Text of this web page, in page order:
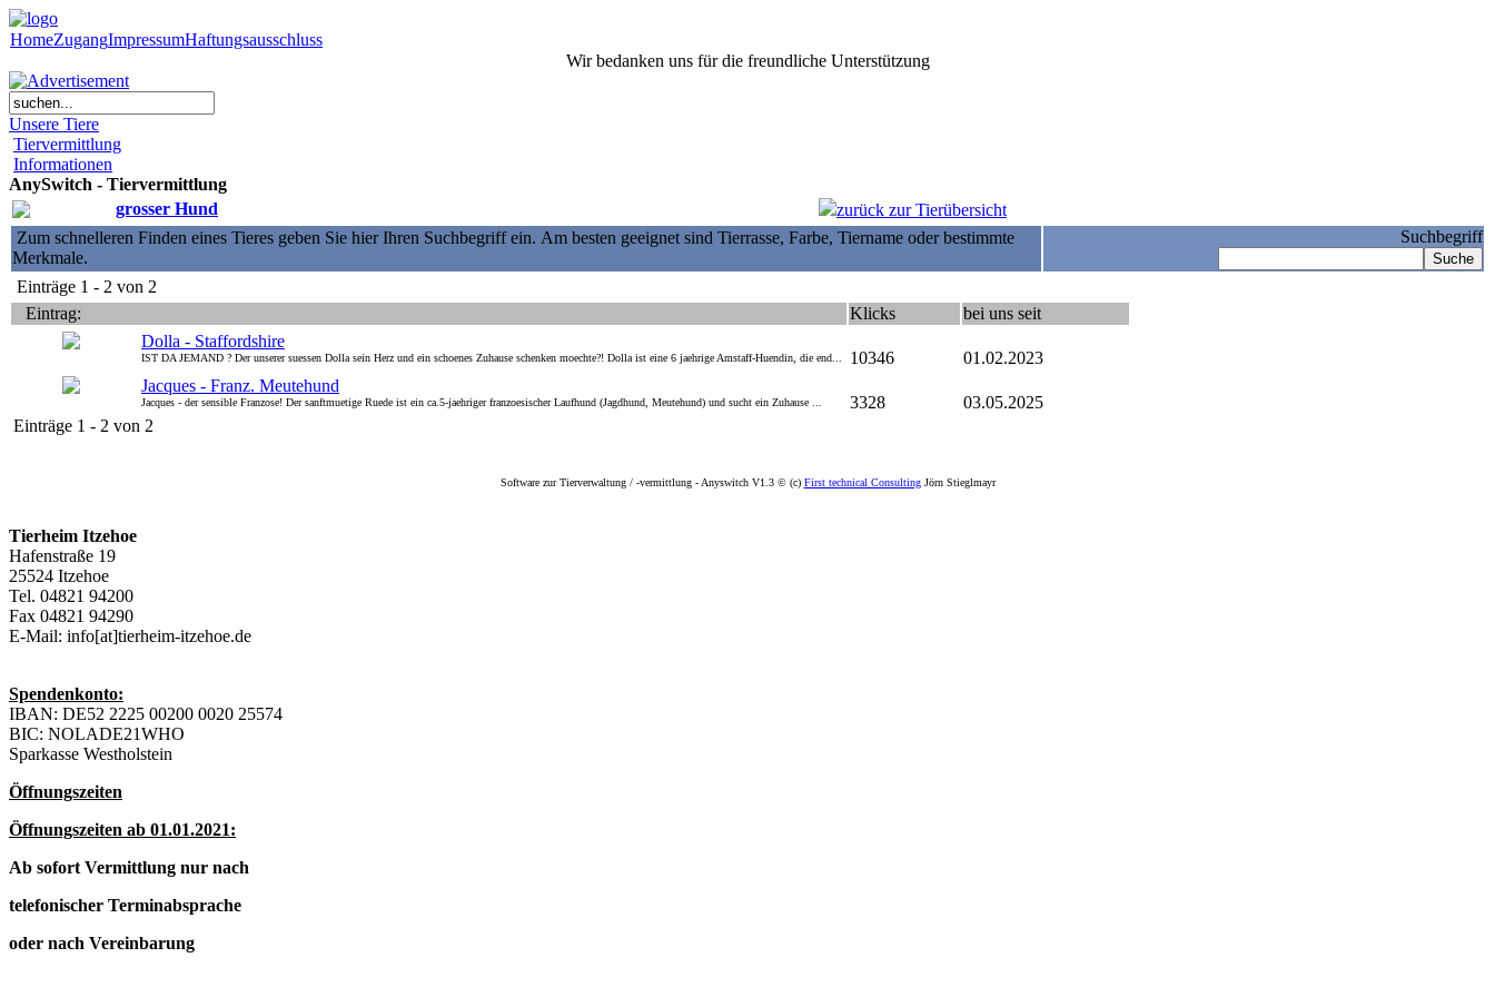
HomeZugangImpressumHaftungsausschluss
Wir bedanken uns für die freundliche Unterstützung
Unsere Tiere
Tiervermittlung
Informationen
AnySwitch - Tiervermittlung
grosser Hund
zurück zur Tierübersicht
Zum schnelleren Finden eines Tieres geben Sie hier Ihren Suchbegriff ein. Am besten geeignet sind Tierrasse, Farbe, Tiername oder bestimmte
Merkmale.
Suchbegriff
Einträge 1 - 2 von 2
Eintrag:
Klicks
bei uns seit
Dolla - Staffordshire
IST DA JEMAND ? Der unserer suessen Dolla sein Herz und ein schoenes Zuhause schenken moechte?! Dolla ist eine 6 jaehrige Amstaff-Huendin, die end... 10346
01.02.2023
Jacques - Franz. Meutehund
Jacques - der sensible Franzose! Der sanftmuetige Ruede ist ein ca.5-jaehriger franzoesischer Laufhund (Jagdhund, Meutehund) und sucht ein Zuhause ... 3328
03.05.2025
Einträge 1 - 2 von 2
Software zur Tierverwaltung / -vermittlung - Anyswitch V1.3 © (c) First technical ConsultingJörn Stieglmayr
Tierheim Itzehoe
Hafenstraße 19
25524 Itzehoe
Tel. 04821 94200
Fax 04821 94290
E-Mail: info[at]tierheim-itzehoe.de
Spendenkonto:
IBAN: DE52 2225 00200 0020 25574
BIC: NOLADE21WHO
Sparkasse Westholstein
Öffnungszeiten
Öffnungszeiten ab 01.01.2021:
Ab sofort Vermittlung nur nach
telefonischer Terminabsprache
oder nach Vereinbarung